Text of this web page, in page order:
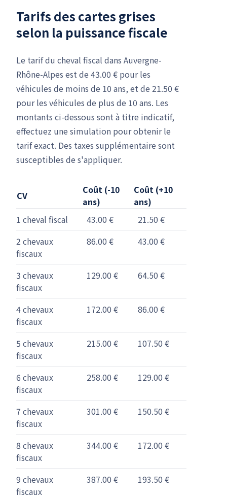
Tarifs des cartes grises
selon la puissance fiscale
Le tarif du cheval fiscal dans Auvergne-
Rhône-Alpes est de 43.00 € pour les
véhicules de moins de 10 ans, et de 21.50 €
pour les véhicules de plus de 10 ans. Les
montants ci-dessous sont à titre indicatif,
effectuez une simulation pour obtenir le
tarif exact. Des taxes supplémentaire sont
susceptibles de s'appliquer.
CV
Coût (-10
ans)
Coût (+10
ans)
1 cheval fiscal
43.00 €
21.50 €
2 chevaux
fiscaux
86.00 € 43.00 €
3 chevaux
fiscaux
129.00 € 64.50 €
4 chevaux
fiscaux
172.00 € 86.00 €
5 chevaux
fiscaux
215.00 € 107.50 €
6 chevaux
fiscaux
258.00 € 129.00 €
7 chevaux
fiscaux
301.00 € 150.50 €
8 chevaux
fiscaux
344.00 € 172.00 €
9 chevaux
fiscaux
387.00 € 193.50 €